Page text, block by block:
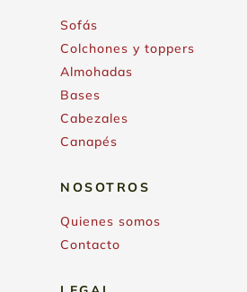
Sofás
Colchones y toppers
Almohadas
Bases
Cabezales
Canapés
NOSOTROS
Quienes somos
Contacto